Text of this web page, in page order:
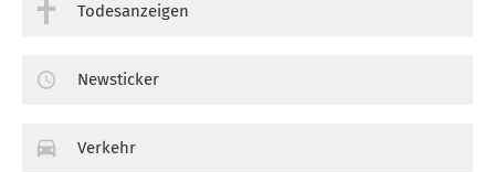
Todesanzeigen
Newsticker
Verkehr